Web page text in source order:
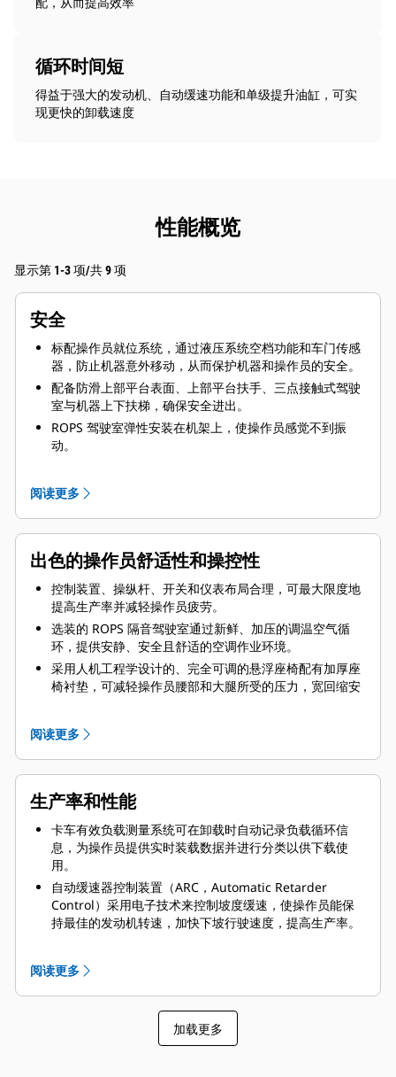
循环时间短
得益于强大的发动机、自动缓速功能和单级提升油缸，可实
现更快的卸载速度
性能概览
显示第 1-3 项/共 9 项
安全
标配操作员就位系统，通过液压系统空档功能和车门传感
器，防止机器意外移动，从而保护机器和操作员的安全。
配备防滑上部平台表面、上部平台扶手、三点接触式驾驶
室与机器上下扶梯，确保安全进出。
ROPS 驾驶室弹性安装在机架上，使操作员感觉不到振
动。
液压压力驱动，停车制动功能由弹簧施加且由液压释放，
以确保液压完全失效时仍可制动。
及发动机冷热侧标志，维修工作更加安全。
阅读更多
出色的操作员舒适性和操控性
控制装置、操纵杆、开关和仪表布局合理，可最大限度地
提高生产率并减轻操作员疲劳。
选装的 ROPS 隔音驾驶室通过新鲜、加压的调温空气循
环，提供安静、安全且舒适的空调作业环境。
采用人机工程学设计的、完全可调的悬浮座椅配有加厚座
椅衬垫，可减轻操作员腰部和大腿所受的压力，宽回缩安
舒适方向盘具有倾斜转向功能，可提供舒适的驾驶位置，
便于紧握方向盘并进行更有效的控制。
系统内，实现最佳制动效率。
阅读更多
生产率和性能
卡车有效负载测量系统可在卸载时自动记录负载循环信
息，为操作员提供实时装载数据并进行分类以供下载使
用。
自动缓速器控制装置（ARC，Automatic Retarder
Control）采用电子技术来控制坡度缓速，使操作员能保
持最佳的发动机转速，加快下坡行驶速度，提高生产率。
间仅为 21 秒。
阅读更多
加载更多